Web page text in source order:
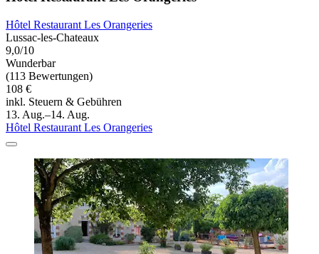
Hôtel Restaurant Les Orangeries
Lussac-les-Chateaux
9,0/10
Wunderbar
(113 Bewertungen)
108 €
inkl. Steuern & Gebühren
13. Aug.–14. Aug.
Hôtel Restaurant Les Orangeries